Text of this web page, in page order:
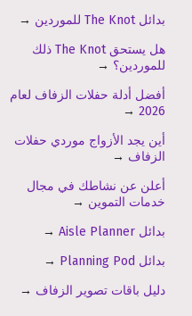
بدائل The Knot للموردين
→
هل يستحق The Knot ذلك
للموردين؟ →
أفضل أدلة حفلات الزفاف لعام
2026
→
أين يجد الأزواج موردي حفلات
الزفاف →
أعلن عن نشاطك في مجال
خدمات التموين →
بدائل Aisle Planner
→
بدائل Planning Pod
→
دليل باقات تصوير الزفاف →